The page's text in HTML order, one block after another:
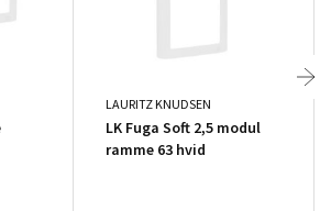
LAURITZ KNUDSEN
LK Fuga Soft 2,5 modul
ramme 63 hvid